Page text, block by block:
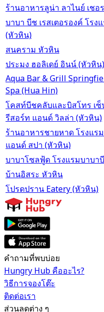
ร้านอาหารลูน่า ลาไนย์ เช
บาบา บีช เรสเตอรองค์ โร
(หัวหิน)
สนคราม หัวหิน
ประมง ฮอลิเดย์ อินน์ (หัวหิน)
Aqua Bar & Grill
Spa (Hua Hin)
โคสท์บีชคลับและบิสโทร เ
รีสอร์ท แอนด์ วิลล่า (หัวหิน)
ร้านอาหารชายหาด โรงแร
แอนด์ สปา (หัวหิน)
บาบาโซลฟู้ด โรงแรมบาบา
บ้านอิสระ หัวหิน
โปรดปราน Eatery (หัวหิน)
คำถามที่พบบ่อย
Hungry Hub คืออะไร?
วิธีการจองโต๊ะ
ติดต่อเรา
ส่วนลดต่าง ๆ